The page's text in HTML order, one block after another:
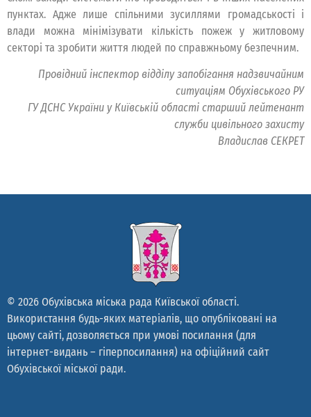
пунктах. Адже лише спільними зусиллями громадськості і
влади можна мінімізувати кількість пожеж у житловому
секторі та зробити життя людей по справжньому безпечним.
Провідний інспектор відділу запобігання надзвичайним
ситуаціям Обухівського РУ
ГУ ДСНС України у Київській області старший лейтенант
служби цивільного захисту
Владислав СЕКРЕТ
© 2026 Обухівська міська рада Київської області.
Використання будь-яких матеріалів, що опубліковані на
цьому сайті, дозволяється при умові посилання (для
інтернет-видань – гіперпосилання) на офіційний сайт
Обухівської міської ради.